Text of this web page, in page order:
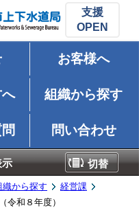
支援
お客様へ
組織から探す
問い合わせ
示 切替
織から探す
経営課
令和８年度）